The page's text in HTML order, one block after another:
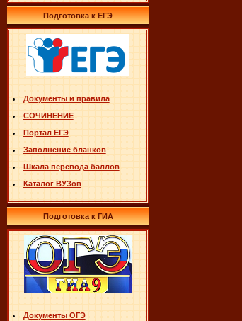
Подготовка к ЕГЭ
Документы и правила
СОЧИНЕНИЕ
Портал ЕГЭ
Заполнение бланков
Шкала перевода баллов
Каталог ВУЗов
Подготовка к ГИА
Документы ОГЭ